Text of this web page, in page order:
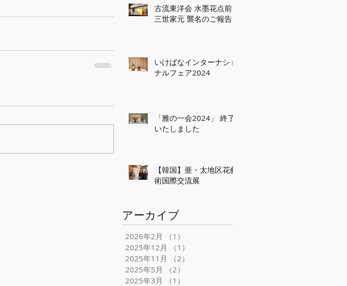
古流東洋会 水墨花点前
三世家元 襲名のご報告
いけばなインターナショ
ナルフェア2024
「雅の一会2024」 終了
いたしました
【韓国】亜・太地区花藝
術国際交流展
アーカイブ
2026年2月 （1）
2025年12月
（1）
2025年11月
（2）
2025年5月
（2）
2025年3月
（1）